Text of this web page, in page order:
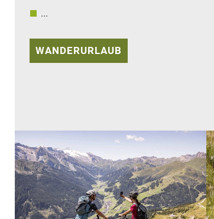
...
WANDERURLAUB